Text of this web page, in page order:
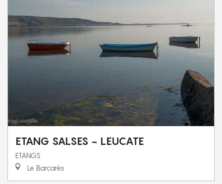
ETANG SALSES - LEUCATE
ETANGS
Le Barcarès